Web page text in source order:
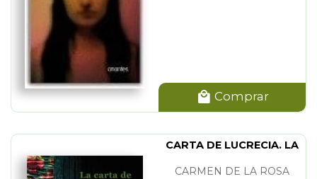
Comprar
CARTA DE LUCRECIA. LA
CARMEN DE LA ROSA